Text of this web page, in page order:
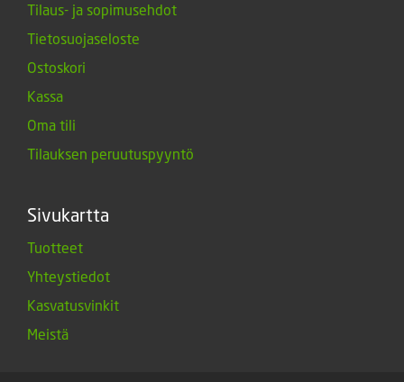
Tilaus- ja sopimusehdot
Tietosuojaseloste
Ostoskori
Kassa
Oma tili
Tilauksen peruutuspyyntö
Sivukartta
Tuotteet
Yhteystiedot
Kasvatusvinkit
Meistä